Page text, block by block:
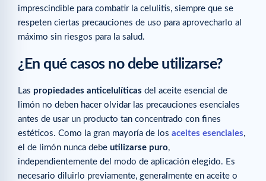
imprescindible para combatir la celulitis, siempre que se
respeten ciertas precauciones de uso para aprovecharlo al
máximo sin riesgos para la salud.
¿En qué casos no debe utilizarse?
Las propiedades anticelulíticas del aceite esencial de
limón no deben hacer olvidar las precauciones esenciales
antes de usar un producto tan concentrado con fines
estéticos. Como la gran mayoría de los aceites esenciales,
el de limón nunca debe utilizarse puro,
independientemente del modo de aplicación elegido. Es
necesario diluirlo previamente, generalmente en aceite o